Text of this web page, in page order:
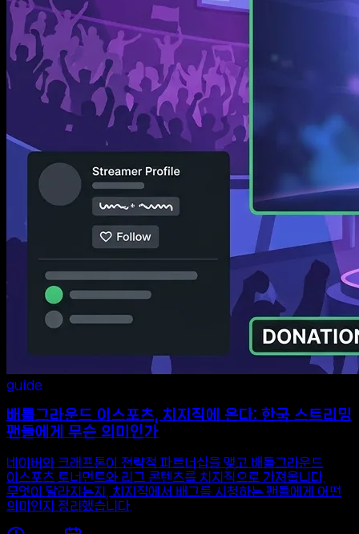
guide
배틀그라운드 이스포츠, 치지직에 온다: 한국 스트리밍
팬들에게 무슨 의미인가
네이버와 크래프톤이 전략적 파트너십을 맺고 배틀그라운드
이스포츠 토너먼트와 리그 콘텐츠를 치지직으로 가져옵니다.
무엇이 달라지는지, 치지직에서 배그를 시청하는 팬들에게 어떤
의미인지 정리했습니다.